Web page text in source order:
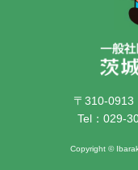
〒310-0913
Tel：029-
Copyright ©